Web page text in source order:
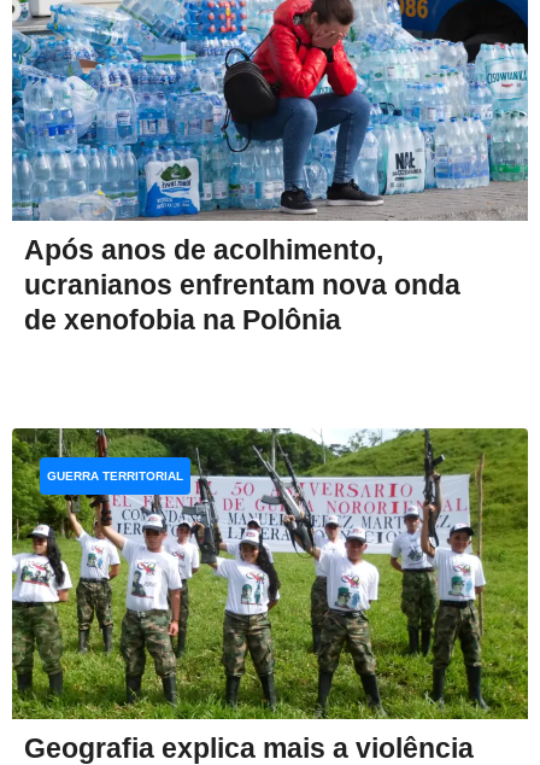
Após anos de acolhimento,
ucranianos enfrentam nova onda
de xenofobia na Polônia
Geografia explica mais a violência
GUERRA TERRITORIAL